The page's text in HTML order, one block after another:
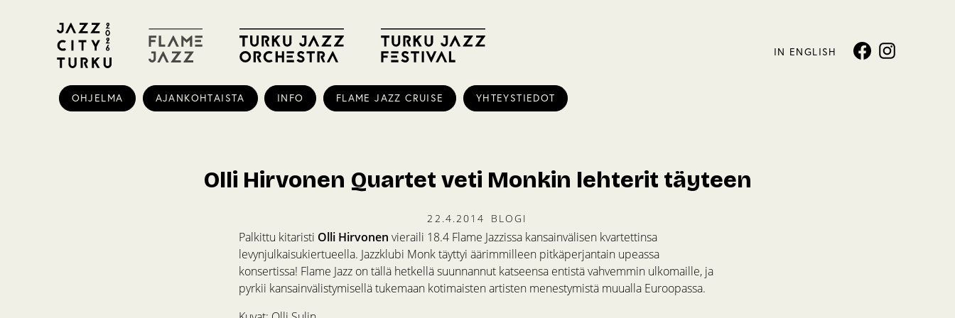
IN ENGLISH
OHJELMA AJANKOHTAISTA INFO FLAME JAZZ CRUISE YHTEYSTIEDOT
Olli Hirvonen Quartet veti Monkin lehterit täyteen
22.4.2014 BLOGI
Palkittu kitaristi Olli Hirvonen vieraili 18.4 Flame Jazzissa kansainvälisen kvartettinsa
levynjulkaisukiertueella. Jazzklubi Monk täyttyi äärimmilleen pitkäperjantain upeassa
konsertissa! Flame Jazz on tällä hetkellä suunnannut katseensa entistä vahvemmin ulkomaille, ja
pyrkii kansainvälistymisellä tukemaan kotimaisten artisten menestymistä muualla Euroopassa.